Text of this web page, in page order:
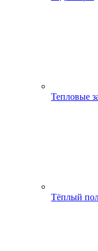
Тепловые
Тёплый